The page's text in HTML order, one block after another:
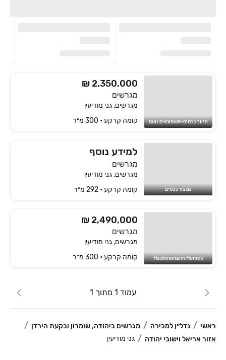
תיווך נכסים-חשמונאים נועם
₪ 2,350,000
מגרשים
מגרשים, גני מודיעין
קומה ‎קרקע‏ • 300 מ״ר
מנצור נכסים
למידע נוסף
מגרשים
מגרשים, גני מודיעין
קומה ‎קרקע‏ • 292 מ״ר
Hashmonaim Homes
₪ 2,490,000
מגרשים
מגרשים, גני מודיעין
קומה ‎קרקע‏ • 300 מ״ר
עמוד 1 מתוך 1
ראשי נדל״ן למכירה
מגרשים ביהודה, שומרון ובקעת הירדן
אזור אריאל וישובי יהודה
גני מודיעין